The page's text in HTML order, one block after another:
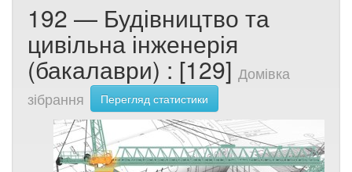
192 — Будівництво та
цивільна інженерія
(бакалаври) : [129] Домівка
зібрання
Перегляд статистики